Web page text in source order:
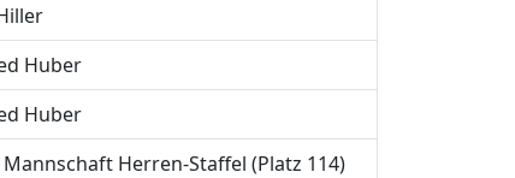
Huber
Huber
Herren-Staffel (Platz 114)